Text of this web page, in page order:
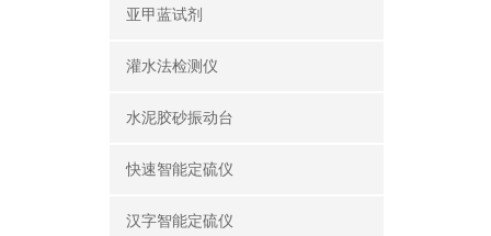
亚甲蓝试剂
灌水法检测仪
水泥胶砂振动台
快速智能定硫仪
汉字智能定硫仪